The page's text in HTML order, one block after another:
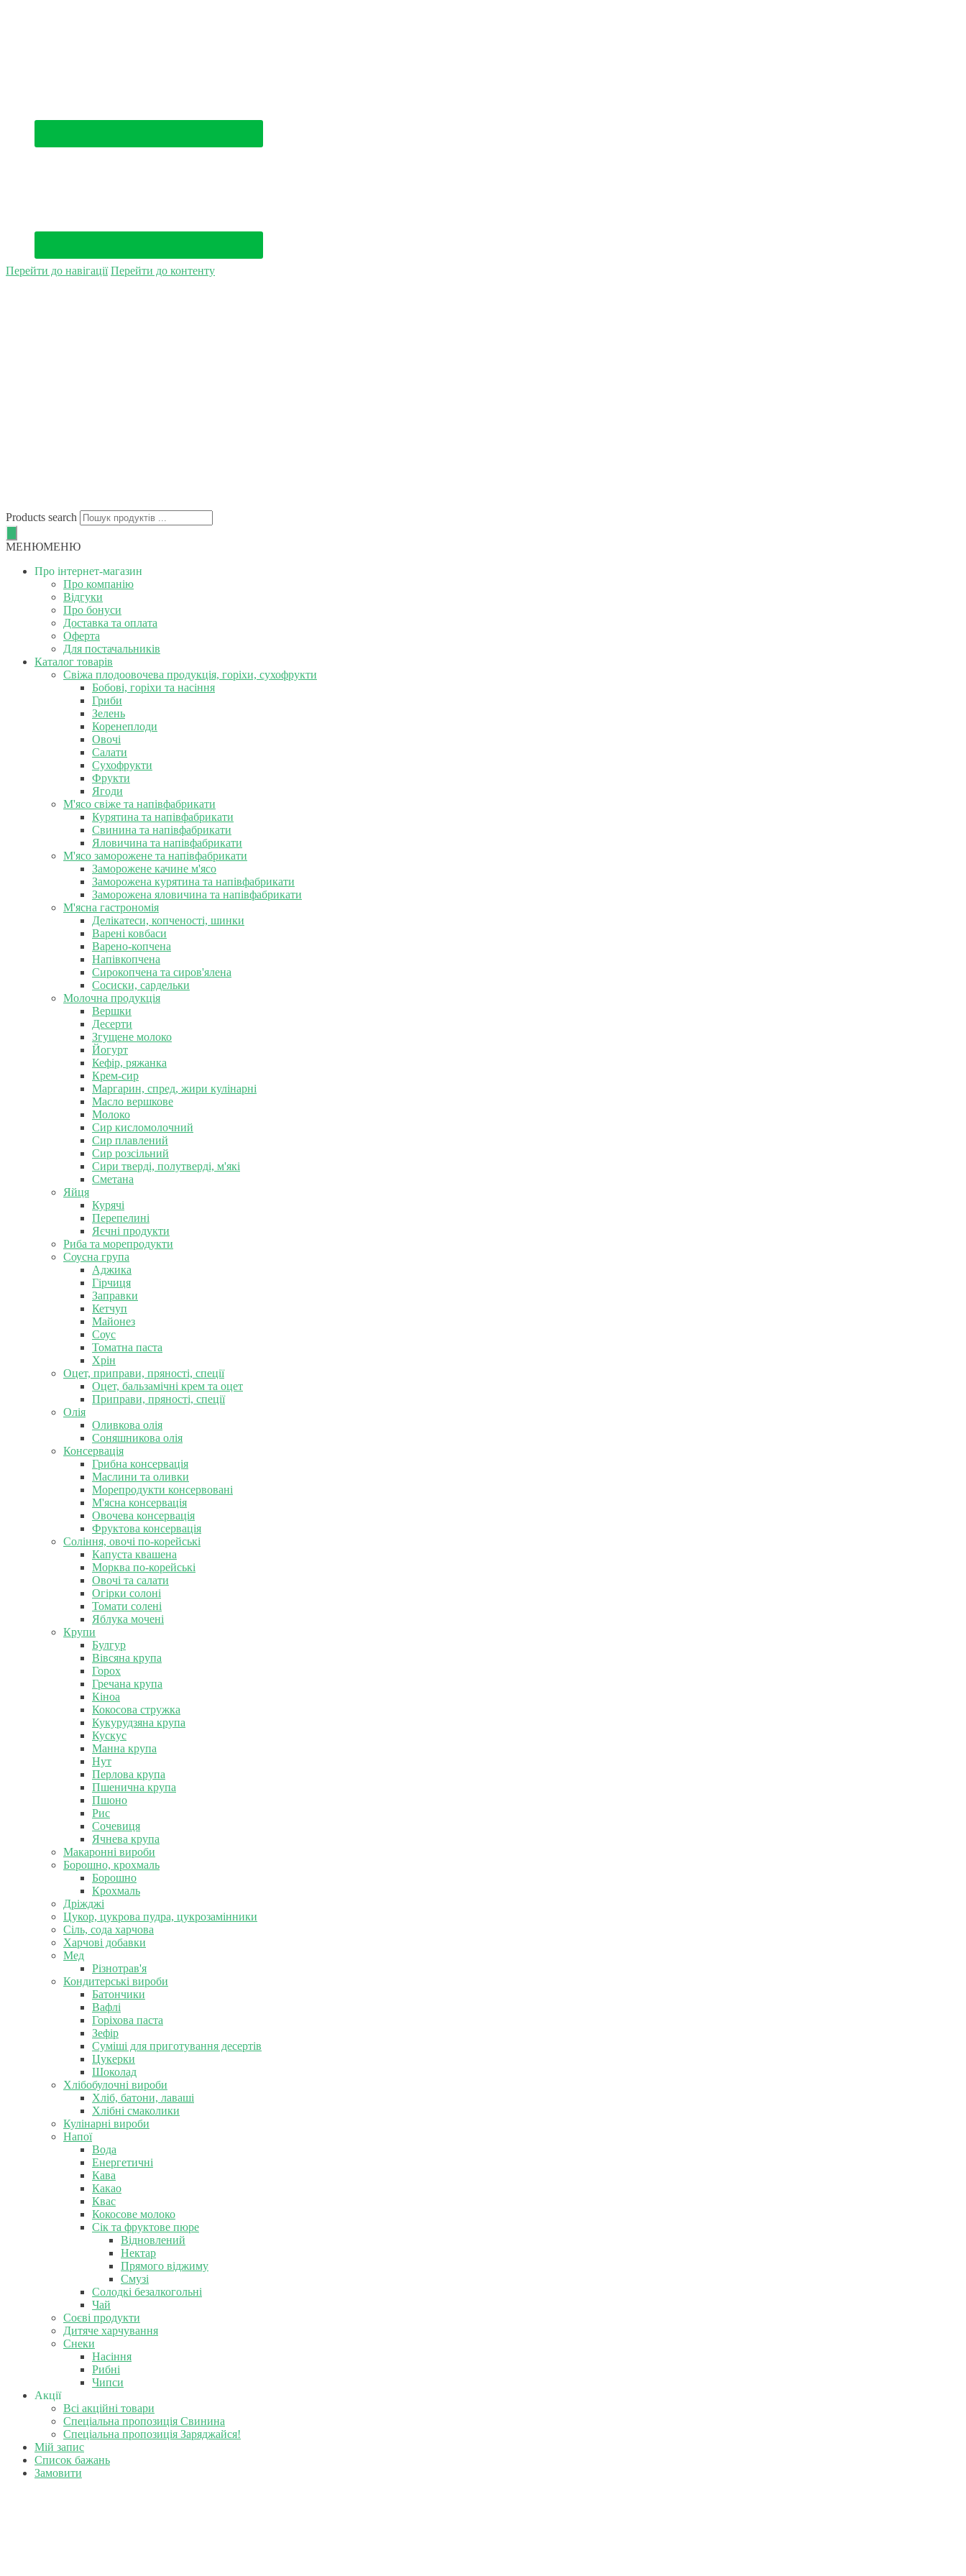
Перейти до навігації Перейти до контенту
Products search
МЕНЮМЕНЮ
Про інтернет-магазин
Про компанію
Відгуки
Про бонуси
Доставка та оплата
Оферта
Для постачальників
Каталог товарів
Свіжа плодоовочева продукція, горіхи, сухофрукти
Бобові, горіхи та насіння
Гриби
Зелень
Коренеплоди
Овочі
Салати
Сухофрукти
Фрукти
Ягоди
М'ясо свіже та напівфабрикати
Курятина та напівфабрикати
Свинина та напівфабрикати
Яловичина та напівфабрикати
М'ясо заморожене та напівфабрикати
Заморожене качине м'ясо
Заморожена курятина та напівфабрикати
Заморожена яловичина та напівфабрикати
М'ясна гастрономія
Делікатеси, копченості, шинки
Варені ковбаси
Варено-копчена
Напівкопчена
Сирокопчена та сиров'ялена
Сосиски, сардельки
Молочна продукція
Вершки
Десерти
Згущене молоко
Йогурт
Кефір, ряжанка
Крем-сир
Маргарин, спред, жири кулінарні
Масло вершкове
Молоко
Сир кисломолочний
Сир плавлений
Сир розсільний
Сири тверді, полутверді, м'які
Сметана
Яйця
Курячі
Перепелині
Яєчні продукти
Риба та морепродукти
Соусна група
Аджика
Гірчиця
Заправки
Кетчуп
Майонез
Соус
Томатна паста
Хрін
Оцет, приправи, пряності, спеції
Оцет, бальзамічні крем та оцет
Приправи, пряності, спеції
Олія
Оливкова олія
Соняшникова олія
Консервація
Грибна консервація
Маслини та оливки
Морепродукти консервовані
М'ясна консервація
Овочева консервація
Фруктова консервація
Соління, овочі по-корейські
Капуста квашена
Морква по-корейські
Овочі та салати
Огірки солоні
Томати солені
Яблука мочені
Крупи
Булгур
Вівсяна крупа
Горох
Гречана крупа
Кіноа
Кокосова стружка
Кукурудзяна крупа
Кускус
Манна крупа
Нут
Перлова крупа
Пшенична крупа
Пшоно
Рис
Сочевиця
Ячнева крупа
Макаронні вироби
Борошно, крохмаль
Борошно
Крохмаль
Дріжджі
Цукор, цукрова пудра, цукрозамінники
Сіль, сода харчова
Харчові добавки
Мед
Різнотрав'я
Кондитерські вироби
Батончики
Вафлі
Горіхова паста
Зефір
Суміші для приготування десертів
Цукерки
Шоколад
Хлібобулочні вироби
Хліб, батони, лаваші
Хлібні смаколики
Кулінарні вироби
Напої
Вода
Енергетичні
Кава
Какао
Квас
Кокосове молоко
Сік та фруктове пюре
Відновлений
Нектар
Прямого віджиму
Смузі
Солодкі безалкогольні
Чай
Соєві продукти
Дитяче харчування
Снеки
Насіння
Рибні
Чипси
Акції
Всі акційні товари
Спеціальна пропозиція Свинина
Спеціальна пропозиція Заряджайся!
Мій запис
Список бажань
Замовити